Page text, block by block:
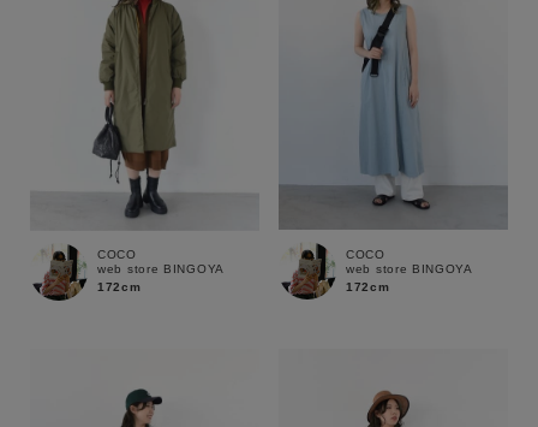
COCO
web store BINGOYA
172cm
COCO
web store BINGOYA
172cm